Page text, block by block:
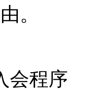
。
会程序